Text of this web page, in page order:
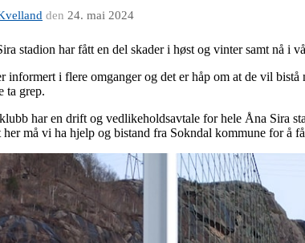
den 24. mai 2024
stadion har fått en del skader i høst og vinter samt nå i
informert i flere omganger og det er håp om at de vil
ta grep.
har en drift og vedlikeholdsavtale for hele Åna Sira
her må vi ha hjelp og bistand fra Sokndal kommune for å